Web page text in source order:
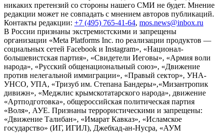
никаких претензий со стороны нашего СМИ не будет. Мнение
редакции может не совпадать с мнением авторов публикаций.
Контакты редакции: +7 (495) 765-41-64, mos.news@inbox.ru
В России признаны экстремистскими и запрещены
организации «Meta Platforms Inc. по реализации продуктов —
социальных сетей Facebook и Instagram», «Национал-
большевистская партия», «Свидетели Иеговы», «Армия воли
народа», «Русский общенациональный союз», «Движение
против нелегальной иммиграции», «Правый сектор», УНА-
УНСО, УПА, «Тризуб им. Степана Бандеры»,«Мизантропик
дивижн», «Меджлис крымскотатарского народа», движение
«Артподготовка», общероссийская политическая партия
«Воля», АУЕ. Признаны террористическими и запрещены:
«Движение Талибан», «Имарат Кавказ», «Исламское
государство» (ИГ, ИГИЛ), Джебхад-ан-Нусра, «АУМ